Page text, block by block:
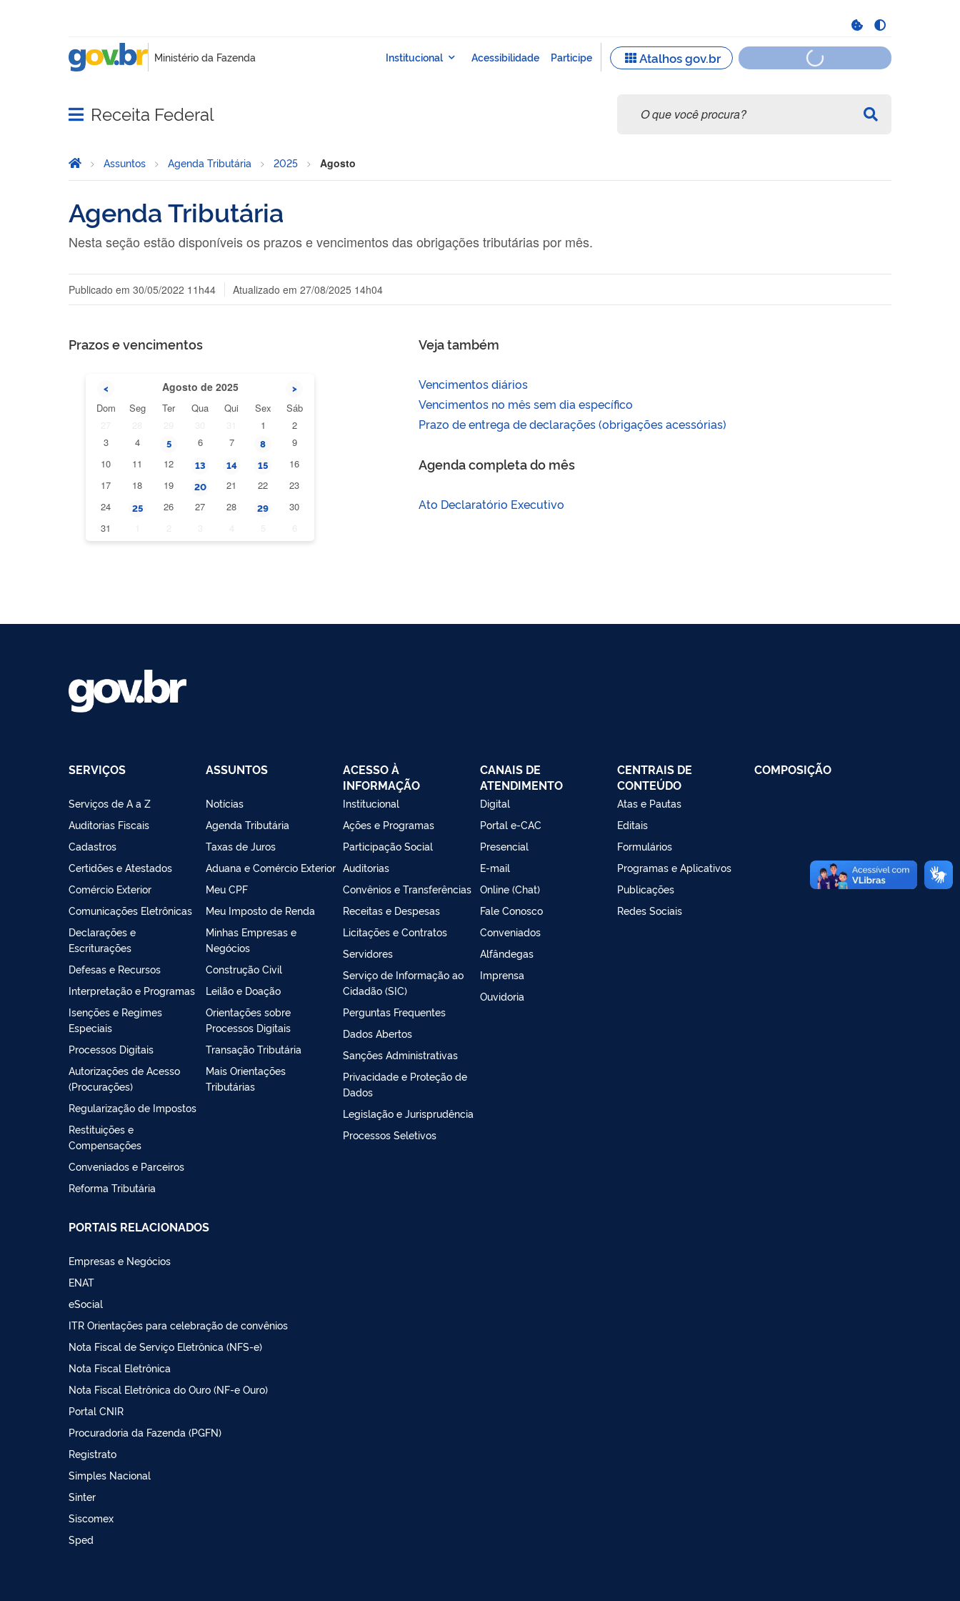
Abrir menu principal de navegação
Receita Federal
Você está aqui:
Página Inicial
Assuntos Agenda Tributária 2025 Agosto
Agenda Tributária
Nesta seção estão disponíveis os prazos e vencimentos das obrigações tributárias por mês.
Publicado em 30/05/2022 11h44 Atualizado em 27/08/2025 14h04
Prazos e vencimentos
< Agosto de 2025 >
Dom Seg Ter Qua Qui Sex
Sáb
1
2
3
4 5 6 7 8
9
10
11 12 13 14 15
16
17
18 19 20 21 22
23
24
25 26 27 28 29
30
31
Veja também
Vencimentos diários
Vencimentos no mês sem dia específico
Prazo de entrega de declarações (obrigações acessórias)
Agenda completa do mês
Ato Declaratório Executivo
SERVIÇOS
Serviços de A a Z
Auditorias Fiscais
Cadastros
Certidões e Atestados
Comércio Exterior
Comunicações Eletrônicas
Declarações e
Escriturações
Defesas e Recursos
Interpretação e Programas
Isenções e Regimes
Especiais
Processos Digitais
Autorizações de Acesso
(Procurações)
Regularização de Impostos
Restituições e
Compensações
Conveniados e Parceiros
Reforma Tributária
ASSUNTOS
Notícias
Agenda Tributária
Taxas de Juros
Aduana e Comércio Exterior
Meu CPF
Meu Imposto de Renda
Minhas Empresas e
Negócios
Construção Civil
Leilão e Doação
Orientações sobre
Processos Digitais
Transação Tributária
Mais Orientações
Tributárias
ACESSO À
INFORMAÇÃO
Institucional
Ações e Programas
Participação Social
Auditorias
Convênios e Transferências
Receitas e Despesas
Licitações e Contratos
Servidores
Serviço de Informação ao
Cidadão (SIC)
Perguntas Frequentes
Dados Abertos
Sanções Administrativas
Privacidade e Proteção de
Dados
Legislação e Jurisprudência
Processos Seletivos
CANAIS DE
ATENDIMENTO
Digital
Portal e-CAC
Presencial
E-mail
Online (Chat)
Fale Conosco
Conveniados
Alfândegas
Imprensa
Ouvidoria
CENTRAIS DE
CONTEÚDO
Atas e Pautas
Editais
Formulários
Programas e Aplicativos
Publicações
Redes Sociais
COMPOSIÇÃO
PORTAIS RELACIONADOS
Empresas e Negócios
ENAT
eSocial
ITR Orientações para celebração de convênios
Nota Fiscal de Serviço Eletrônica (NFS-e)
Nota Fiscal Eletrônica
Nota Fiscal Eletrônica do Ouro (NF-e Ouro)
Portal CNIR
Procuradoria da Fazenda (PGFN)
Registrato
Simples Nacional
Sinter
Siscomex
Sped